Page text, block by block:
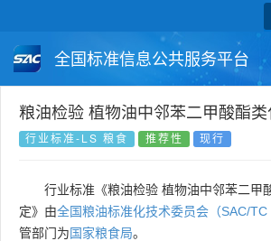
全国标准信息公共服务平台
国家标准 行业标准
国外标准 技术委员会
粮油检验 植物油中邻苯二甲酸酯
行业标准-LS 粮食 推荐性 现行
行业标准《粮油检验 植物油中邻苯二甲
定》由全国粮油标准化技术委员会（SAC/TC
管部门为国家粮食局。